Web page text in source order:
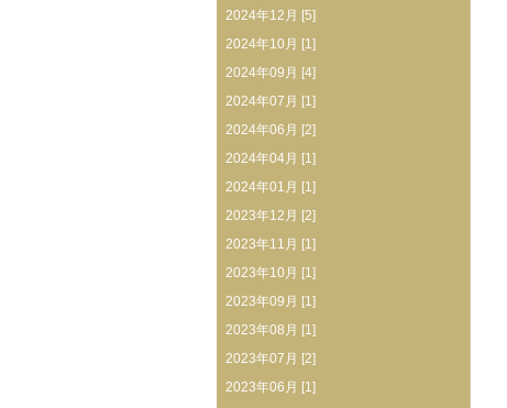
2024年12月 [5]
2024年10月 [1]
2024年09月 [4]
2024年07月 [1]
2024年06月 [2]
2024年04月 [1]
2024年01月 [1]
2023年12月 [2]
2023年11月 [1]
2023年10月 [1]
2023年09月 [1]
2023年08月 [1]
2023年07月 [2]
2023年06月 [1]